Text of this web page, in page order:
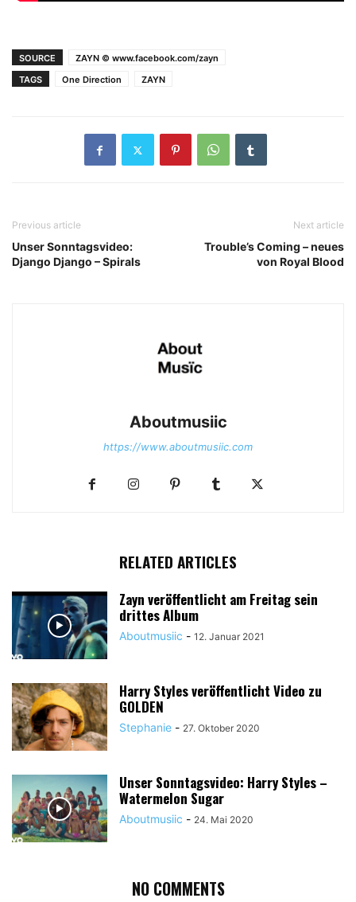
SOURCE
ZAYN © www.facebook.com/zayn
TAGS
One Direction ZAYN
Previous article
Unser Sonntagsvideo:
Django Django – Spirals
Next article
Trouble’s Coming – neues
von Royal Blood
Aboutmusiic
https://www.aboutmusiic.com
RELATED ARTICLES
Zayn veröffentlicht am Freitag sein
drittes Album
Aboutmusiic - 12. Januar 2021
Harry Styles veröffentlicht Video zu
GOLDEN
Stephanie - 27. Oktober 2020
Unser Sonntagsvideo: Harry Styles –
Watermelon Sugar
Aboutmusiic - 24. Mai 2020
NO COMMENTS